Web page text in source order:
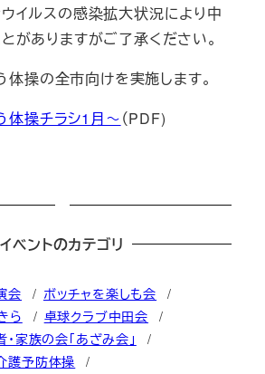
イルスの感染拡大状況により中
がありますがご了承ください。
体操の全市向けを実施します。
体操チラシ1月～（PDF)
イベントのカテゴリ
会
ボッチャを楽しも会
ら
卓球クラブ中田会
家族の会「あざみ会」
護予防体操